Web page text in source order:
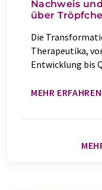
Nachweis
über
Die
Therapeutika,
Entwicklung bis
MEHR ERFAHREN